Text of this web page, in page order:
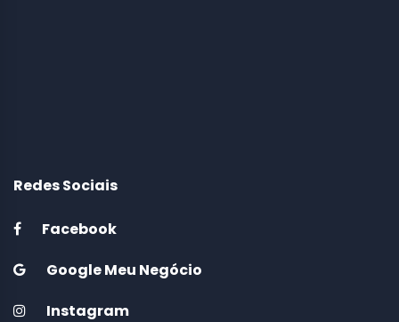
Redes Sociais
Facebook
Google Meu Negócio
Instagram